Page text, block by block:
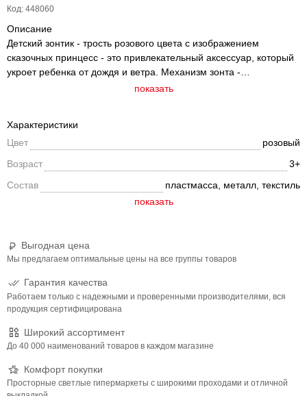
Код: 448060
Описание
Детский зонтик - трость розового цвета с изображением
сказочных принцесс - это привлекательный аксессуар, который
укроет ребенка от дождя и ветра. Механизм зонта -
полуавтомат, количество спиц - 8, материал купола -
см. У зонта есть удобная закругленная ручка, которую
комфортно держать, это снижает риск того, что при сильном
ветре зонтик выпадет из рук. Все элементы конструкции купола
надежно скреплены между собой. Каждая спица оснащена
защитным круглым наконечником для безопасного
использования. Яркий и оригинальный дизайн детского зонтика
имеет дополнительный аксессуар - свисток.
показать
Выгодная цена
Мы предлагаем оптимальные цены на все группы товаров
Гарантия качества
Работаем только с надежными и проверенными производителями, вся
продукция сертифицирована
Широкий ассортимент
До 40 000 наименований товаров в каждом магазине
Комфорт покупки
Просторные светлые гипермаркеты с широкими проходами и отличной
Характеристики
Цвет
розовый
Возраст
3+
Состав
пластмасса, металл, текстиль